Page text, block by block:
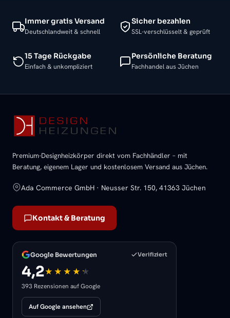
Immer gratis Versand
Deutschlandweit & schnell
Sicher bezahlen
SSL-verschlüsselt & geprüft
15 Tage Rückgabe
Einfach & unkompliziert
Persönliche Beratung
Fachhandel aus Jüchen
Premium-Designheizkörper direkt vom Fachhändler – mit
Beratung, eigenem Lager und kostenlosem Versand aus Jüchen.
Ada Commerce GmbH · Neusser Str. 150, 41363 Jüchen
Kontakt & Beratung
Google Bewertungen Verifiziert
4,2
393 Rezensionen auf Google
Auf Google ansehen